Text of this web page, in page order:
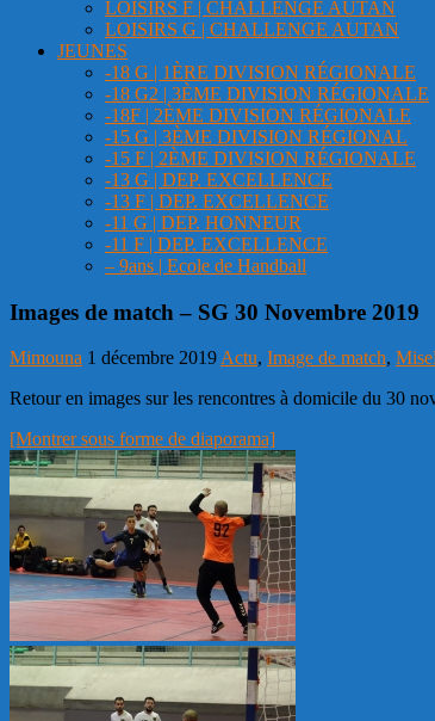
LOISIRS F | CHALLENGE AUTAN
LOISIRS G | CHALLENGE AUTAN
JEUNES
-18 G | 1ÈRE DIVISION RÉGIONALE
-18 G2 | 3ÈME DIVISION RÉGIONALE
-18F | 2ÈME DIVISION RÉGIONALE
-15 G | 3ÈME DIVISION RÉGIONAL
-15 F | 2ÈME DIVISION RÉGIONALE
-13 G | DEP. EXCELLENCE
-13 F | DEP. EXCELLENCE
-11 G | DEP. HONNEUR
-11 F | DEP. EXCELLENCE
– 9ans | Ecole de Handball
Images de match – SG 30 Novembre 2019
Mimouna 1 décembre 2019Actu, Image de match,
Retour en images sur les rencontres à domicile du 30
[Montrer sous forme de diaporama]